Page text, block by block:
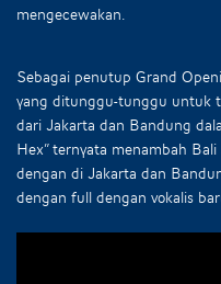
mengecewakan.
Sebagai penutup Grand
yang ditunggu-tunggu untuk
dari Jakarta dan Bandung
Hex” ternyata menambah
dengan di Jakarta dan
dengan full dengan vokalis